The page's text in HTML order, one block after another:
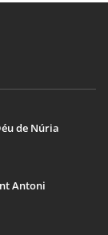
de Núria
Antoni